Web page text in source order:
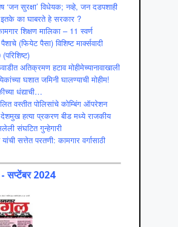
‘जन सुरक्षा’ विधेयक; नव्हे, जन दडपशाही
का घाबरते हे सरकार ?
शिक्षण मालिका – 11 स्वर्ण
(फियेट पैसा) विशिष्ट मार्क्सवादी
अतिक्रमण हटाव मोहीमेच्यानावाखाली
घशात जमिनी घालण्याची मोहीम!
धंद्याची…
वस्तीत पोलिसांचे कोम्बिंग ऑपरेशन
हत्या प्रकरण बीड मध्ये राजकीय
संघटित गुन्हेगारी
सत्तेत परतणी: कामगार वर्गासाठी
- सप्टेंबर 2024